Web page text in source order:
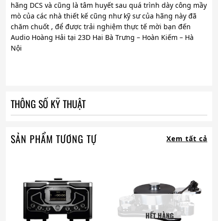
hãng DCS và cũng là tâm huyết sau quá trình dày công mầy
mò của các nhà thiết kế cũng như kỹ sư của hãng này đã
chăm chuốt , để được trải nghiệm thực tế mời bạn đến
Audio Hoàng Hải tại 23D Hai Bà Trưng – Hoàn Kiếm – Hà
Nội
THÔNG SỐ KỸ THUẬT
SẢN PHẨM TƯƠNG TỰ Xem tất cả
HẾT HÀNG